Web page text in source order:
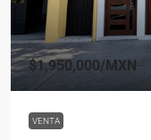
$1,950,000/MXN
VENTA